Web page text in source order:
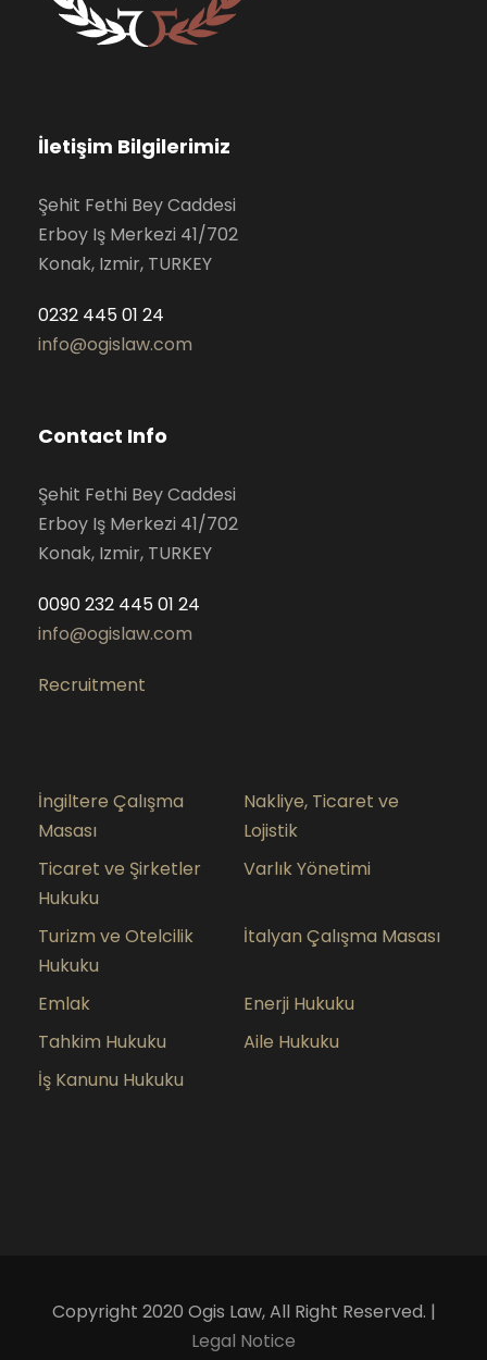
İletişim Bilgilerimiz
Şehit Fethi Bey Caddesi
Erboy Iş Merkezi 41/702
Konak, Izmir, TURKEY
0232 445 01 24
info@ogislaw.com
Contact Info
Şehit Fethi Bey Caddesi
Erboy Iş Merkezi 41/702
Konak, Izmir, TURKEY
0090 232 445 01 24
info@ogislaw.com
Recruitment
İngiltere Çalışma
Masası
Nakliye, Ticaret ve
Lojistik
Ticaret ve Şirketler
Hukuku
Varlık Yönetimi
Turizm ve Otelcilik
Hukuku
İtalyan Çalışma Masası
Emlak
Enerji Hukuku
Tahkim Hukuku
Aile Hukuku
İş Kanunu Hukuku
Copyright 2020 Ogis Law, All Right Reserved. |
Legal Notice